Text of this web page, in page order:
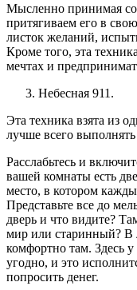
Мысленно принимая
притягиваем его в
листок желаний,
Кроме того, эта
мечтах и
Небесная 911.
Эта техника взята из
лучше всего
Расслабьтесь и
вашей комнаты есть
место, в котором
Представьте все до
дверь и что видите?
мир или старинный? В
комфортно там. Здесь
угодно, и это
попросить денег.